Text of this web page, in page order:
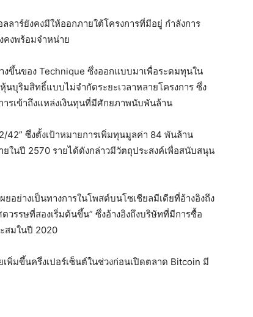
าร์ยังคงมีให้ออกภายใต้โครงการที่มีอยู่ กำลังการ
คงพร้อมจำหน่าย
ขึ้นของ Technique ซึ่งออกแบบมาเพื่อระดมทุนใน
นบุริมสิทธิ์แบบไม่จำกัดระยะเวลาหลายโครงการ ซึ่ง
ารเข้าถึงแหล่งเงินทุนที่มีศักยภาพนับพันล้าน
ซึ่งตั้งเป้าหมายการเพิ่มทุนมูลค่า 84 พันล้าน
ในปี 2570 รายได้ดังกล่าวมีวัตถุประสงค์เพื่อสนับสนุน
อย่างเป็นทางการในโพสต์บนโซเชียลมีเดียที่อ้างอิงถึง
รรษที่สองเริ่มต้นขึ้น” ซึ่งอ้างอิงถึงบริษัทที่มีการซื้อ
สมในปี 2020
เพิ่มขึ้นครึ่งเปอร์เซ็นต์ในช่วงก่อนเปิดตลาด Bitcoin มี